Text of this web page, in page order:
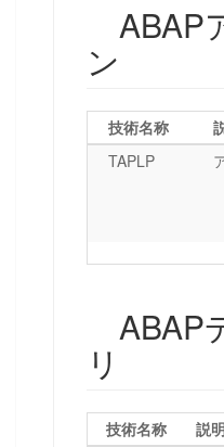
ABAP
ン
技術名称
TAPLP
ABAP
リ
技術名称
説